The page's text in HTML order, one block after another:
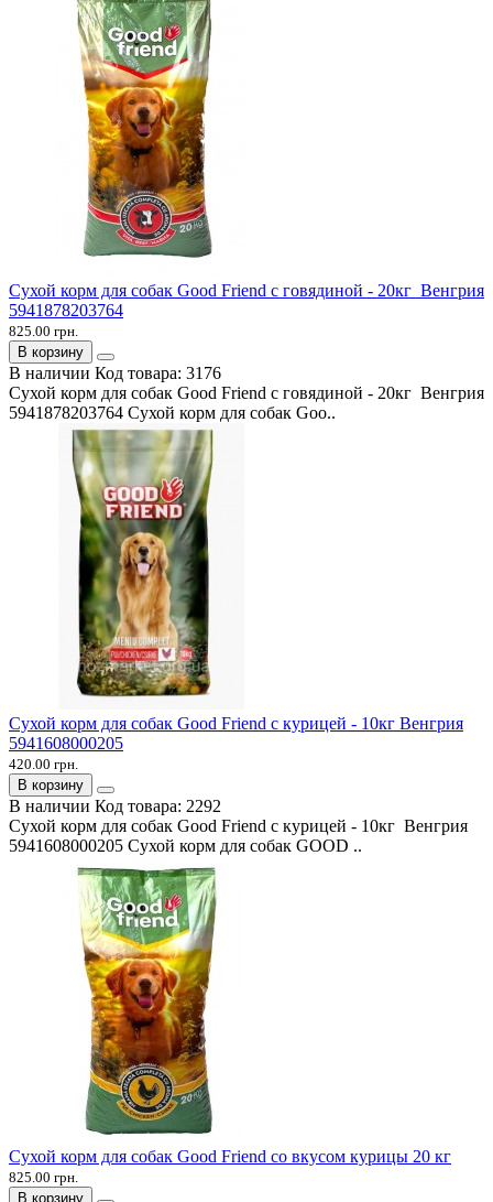
Сухой корм для собак Good Friend с говядиной - 20кг Венгрия
5941878203764
825.00 грн.
В корзину
В наличии Код товара: 3176
Сухой корм для собак Good Friend с говядиной - 20кг Венгрия
5941878203764 Сухой корм для собак Goo..
Сухой корм для собак Good Friend с курицей - 10кг Венгрия
5941608000205
420.00 грн.
В корзину
В наличии Код товара: 2292
Сухой корм для собак Good Friend с курицей - 10кг Венгрия
5941608000205 Сухой корм для собак GOOD ..
Сухой корм для собак Good Friend со вкусом курицы 20 кг
825.00 грн.
В корзину